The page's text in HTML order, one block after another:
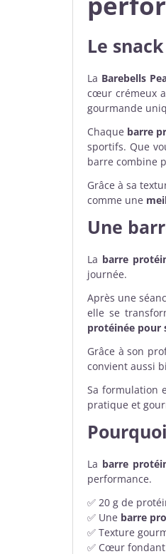
Le
La Barebells
cœur crémeux
gourmande
Chaque barre
sportifs. Que
barre combine
Grâce à sa
comme une
Une
La barre
journée.
Après une
elle se
protéinée pour
Grâce à son
convient aussi
Sa formulation
pratique et
La barre
performance.
✅ 20 g de
✅ Une barre
✅ Texture
✅ Cœur